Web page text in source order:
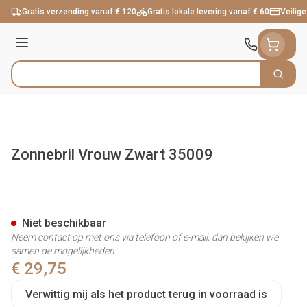
Ga naar de inhoud
Gratis verzending vanaf € 120 Gratis lokale levering vanaf € 60
Menu
Product, merk, categorie... Zoek
Zonnebril Vrouw Zwart 35009
€ 29,75
Verwittig mij als het product terug in voorraad is
Niet beschikbaar
Neem contact op met ons via telefoon of e-mail, dan bekijken we
samen de mogelijkheden.